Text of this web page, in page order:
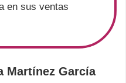
en sus ventas
Martínez García